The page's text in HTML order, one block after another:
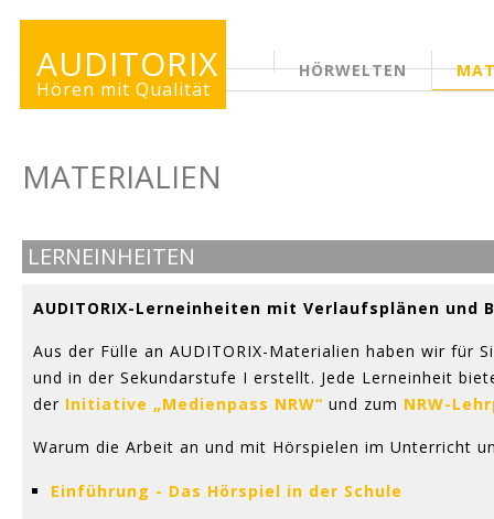
AUDITORIX
Hören mit Qualität ERWACHSENENSEITE
HÖRWELTEN
MATERIALIEN
LERNEINHEITEN
AUDITORIX-Lerneinheiten mit Verlaufsplänen und
Aus der Fülle an AUDITORIX-Materialien haben wir für
und in der Sekundarstufe I erstellt. Jede Lerneinheit
der Initiative „Medienpass NRW“ und zum NRW-
Warum die Arbeit an und mit Hörspielen im Unterricht
Einführung - Das Hörspiel in der Schule